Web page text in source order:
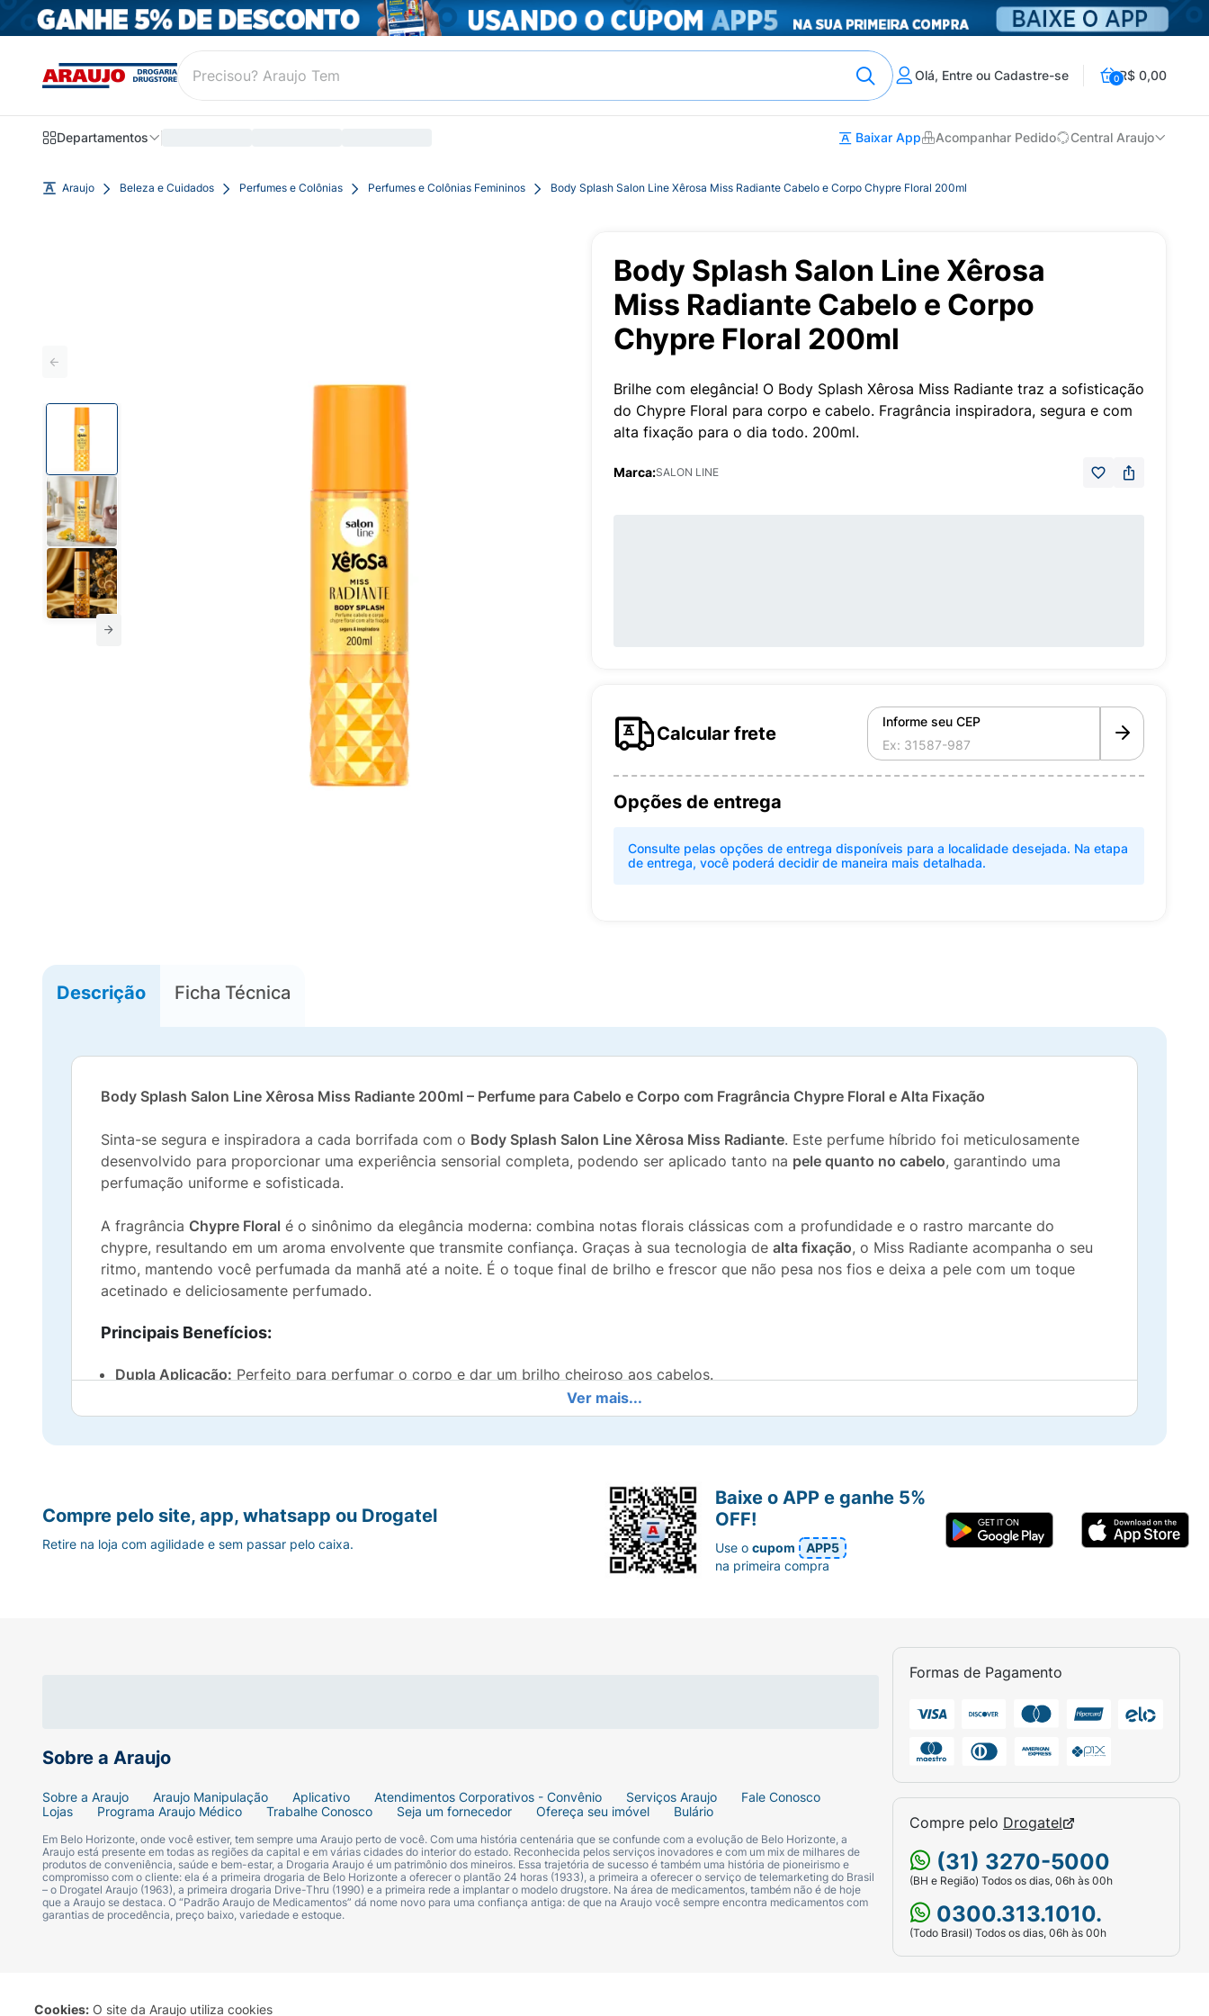
Cookies: O site da Araujo utiliza cookies
Olá, Entre ou Cadastre-se 0R$ 0,00
Departamentos Baixar App Acompanhar Pedido Central Araujo
Araujo Beleza e Cuidados Perfumes e Colônias Perfumes e Colônias Femininos Body Splash Salon Line Xêrosa Miss Radiante Cabelo e Corpo Chypre Floral 200ml
Body Splash Salon Line Xêrosa
Miss Radiante Cabelo e Corpo
Chypre Floral 200ml
Brilhe com elegância! O Body Splash Xêrosa Miss Radiante traz a sofisticação
do Chypre Floral para corpo e cabelo. Fragrância inspiradora, segura e com
alta fixação para o dia todo. 200ml.
Marca:SALON LINE
Calcular frete
Informe seu CEP
Opções de entrega
Consulte pelas opções de entrega disponíveis para a localidade desejada. Na etapa
de entrega, você poderá decidir de maneira mais detalhada.
Descrição Ficha Técnica
Body Splash Salon Line Xêrosa Miss Radiante 200ml – Perfume para Cabelo e Corpo com Fragrância Chypre Floral e Alta Fixação
Sinta-se segura e inspiradora a cada borrifada com o Body Splash Salon Line Xêrosa Miss Radiante. Este perfume híbrido foi meticulosamente
desenvolvido para proporcionar uma experiência sensorial completa, podendo ser aplicado tanto na pele quanto no cabelo, garantindo uma
perfumação uniforme e sofisticada.
A fragrância Chypre Floral é o sinônimo da elegância moderna: combina notas florais clássicas com a profundidade e o rastro marcante do
chypre, resultando em um aroma envolvente que transmite confiança. Graças à sua tecnologia de alta fixação, o Miss Radiante acompanha o seu
ritmo, mantendo você perfumada da manhã até a noite. É o toque final de brilho e frescor que não pesa nos fios e deixa a pele com um toque
acetinado e deliciosamente perfumado.
Principais Benefícios:
Dupla Aplicação: Perfeito para perfumar o corpo e dar um brilho cheiroso aos cabelos.
Fragrância Chypre Floral:Aroma sofisticado, inspirador e com personalidade marcante.
Perfumação Segura: Fórmula leve que não danifica a fibra capilar nem resseca a pele.
Praticidade de 200ml:Tamanho ideal para uso generoso após o banho ou retoques rápidos.
Borrife sobre a pele limpa, preferencialmente após o banho, nas áreas de maior circulação como pescoço, colo e braços.
Com os fios secos ou úmidos, borrife a uma distância de 15 a 20cm para criar uma nuvem perfumada sobre a cabeça.
Reaplique sempre que sentir necessidade de um "up" na fragrância.
Ficha Técnica:
Marca:Salon Line.
Linha:Xêrosa.
Variante:Miss Radiante.
Família Olfativa: Chypre Floral.
Ver mais...
Sobre a Araujo
Sobre a Araujo Araujo Manipulação Aplicativo Atendimentos Corporativos - Convênio Serviços Araujo
Fale Conosco
Lojas
Programa Araujo Médico Trabalhe Conosco Seja um fornecedor Ofereça seu imóvel Bulário
Em Belo Horizonte, onde você estiver, tem sempre uma Araujo perto de você. Com uma história centenária que se confunde com a evolução de Belo Horizonte, a
Araujo está presente em todas as regiões da capital e em várias cidades do interior do estado. Reconhecida pelos serviços inovadores e com um mix de milhares de
produtos de conveniência, saúde e bem-estar, a Drogaria Araujo é um patrimônio dos mineiros. Essa trajetória de sucesso é também uma história de pioneirismo e
compromisso com o cliente: ela é a primeira drogaria de Belo Horizonte a oferecer o plantão 24 horas (1933), a primeira a oferecer o serviço de telemarketing do Brasil
– o Drogatel Araujo (1963), a primeira drogaria Drive-Thru (1990) e a primeira rede a implantar o modelo drugstore. Na área de medicamentos, também não é de hoje
que a Araujo se destaca. O “Padrão Araujo de Medicamentos” dá nome novo para uma confiança antiga: de que na Araujo você sempre encontra medicamentos com
garantias de procedência, preço baixo, variedade e estoque.
Formas de Pagamento
Compre pelo Drogatel
(31) 3270-5000
(BH e Região) Todos os dias, 06h às 00h
0300.313.1010.
(Todo Brasil) Todos os dias, 06h às 00h
Compre pelo site, app, whatsapp ou Drogatel
Retire na loja com agilidade e sem passar pelo caixa.
Baixe o APP e ganhe 5%
OFF!
Use ocupom
APP5
na primeira compra